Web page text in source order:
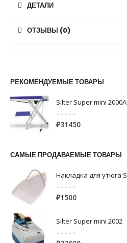
ДЕТАЛИ
ОТЗЫВЫ (0)
РЕКОМЕНДУЕМЫЕ ТОВАРЫ
Silter Super mini
0из 5
₽31450
САМЫЕ ПРОДАВАЕМЫЕ ТОВАРЫ
0из 5
₽1500
Silter Super mini 2002
0из 5